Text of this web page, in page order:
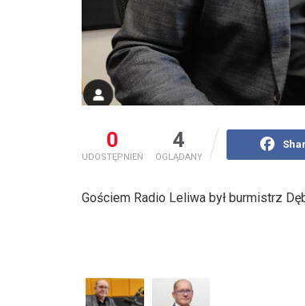
0
UDOSTĘPNIEŃ
4
OGLĄDANY
Gościem Radio Leliwa był burmistrz